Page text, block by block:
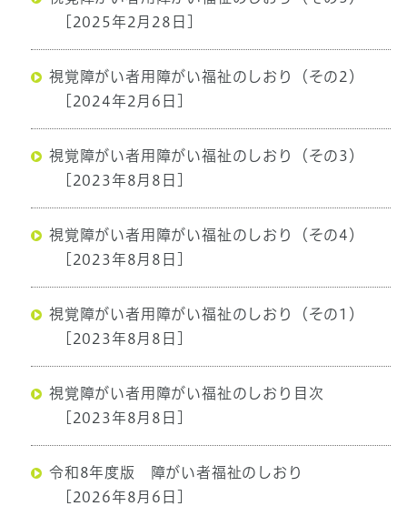
[2025年2月28日]
視覚障がい者用障がい福祉のしおり（その2）
[2024年2月6日]
視覚障がい者用障がい福祉のしおり（その3）
[2023年8月8日]
視覚障がい者用障がい福祉のしおり（その4）
[2023年8月8日]
視覚障がい者用障がい福祉のしおり（その1）
[2023年8月8日]
視覚障がい者用障がい福祉のしおり目次
[2023年8月8日]
令和8年度版 障がい者福祉のしおり
[2026年8月6日]